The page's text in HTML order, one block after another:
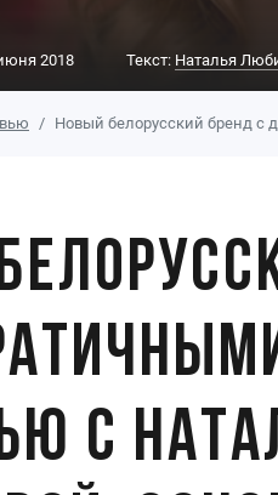
2018 Текст: Наталья
Новый белорусский бренд с
с